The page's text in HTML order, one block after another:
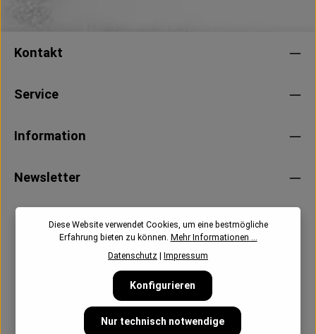
Kontakt
Service
Information
Newsletter
Diese Website verwendet Cookies, um eine bestmögliche
Erfahrung bieten zu können. Mehr Informationen ...
Datenschutz | Impressum
Nur technisch notwendige
Konfigurieren